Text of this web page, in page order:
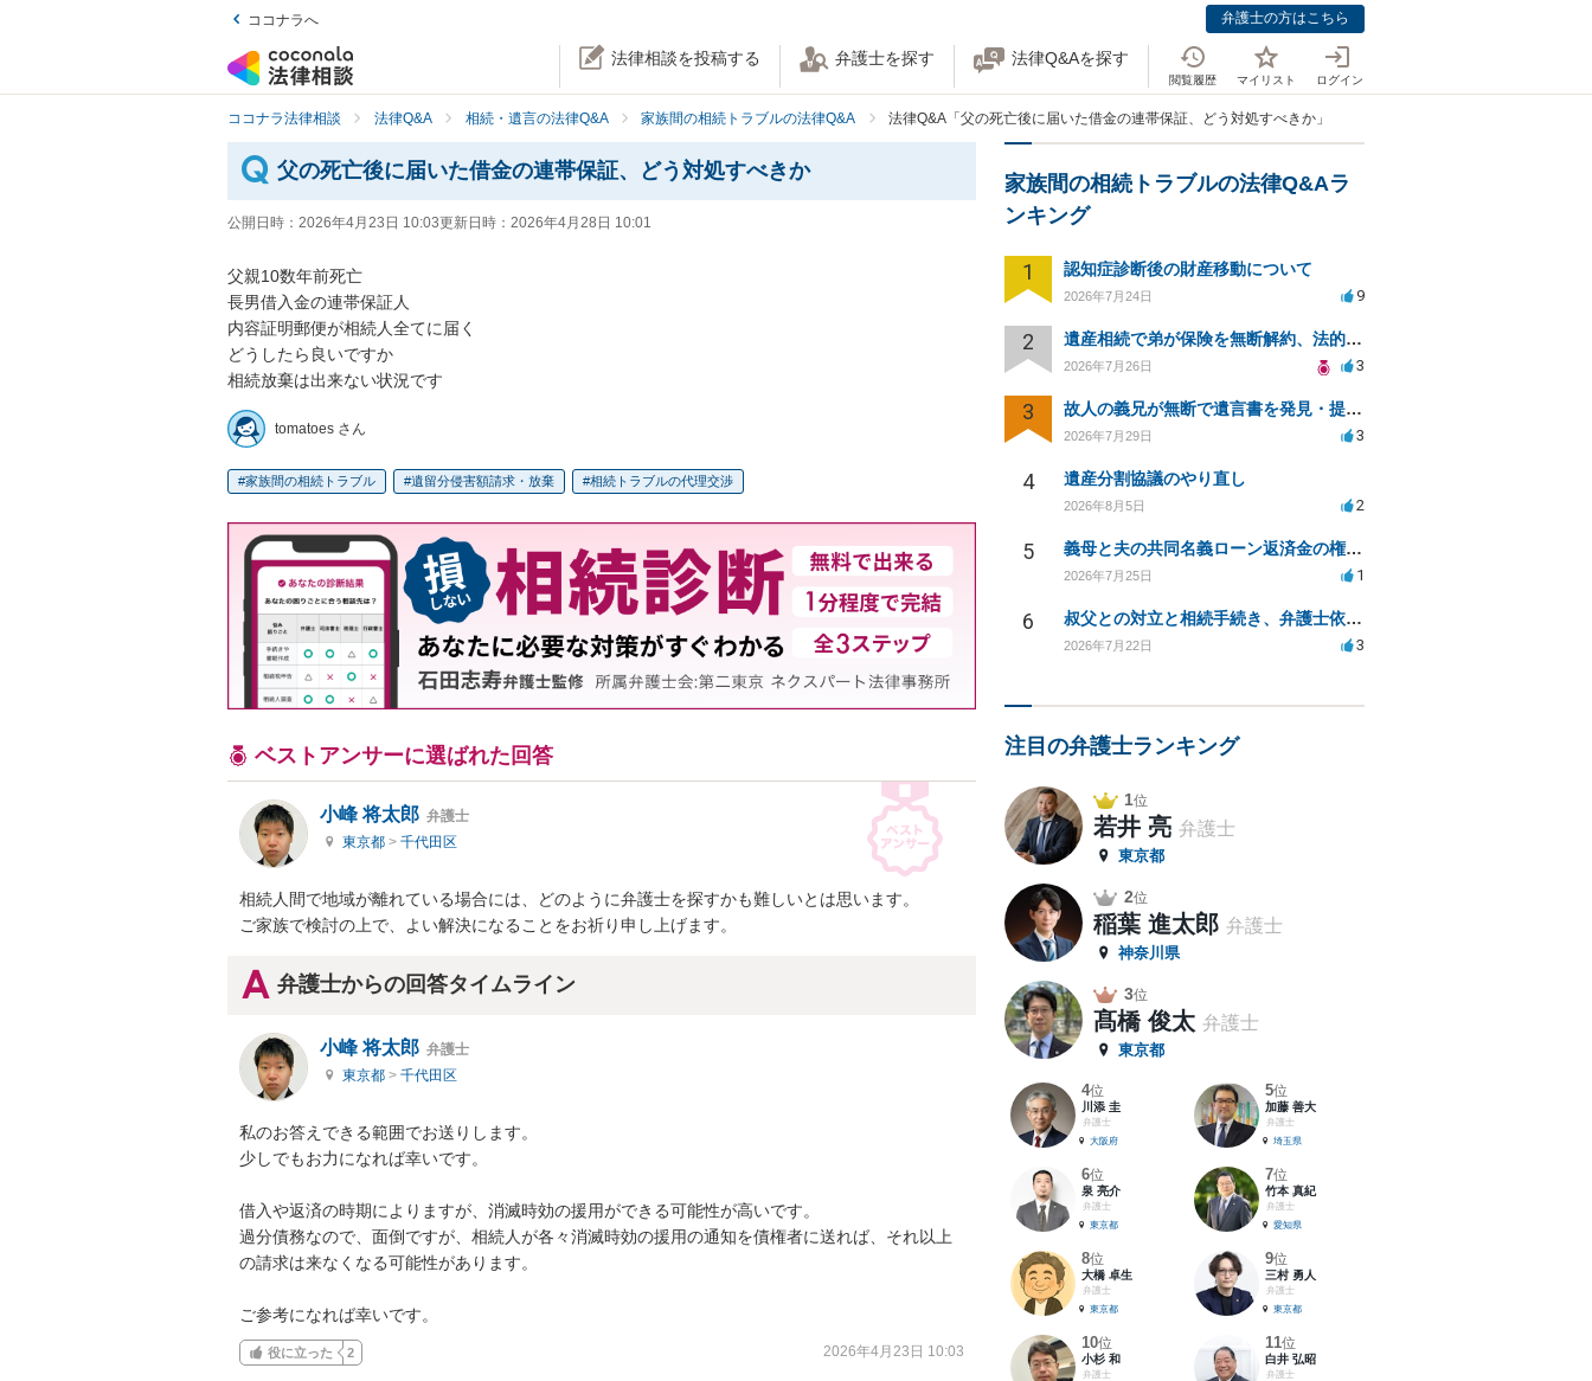
ココナラへ 弁護士の方はこちら
法律相談を投稿する 弁護士を探す 法律Q&Aを探す
閲覧履歴 マイリスト ログイン
ココナラ法律相談 法律Q&A 相続・遺言の法律Q&A 家族間の相続トラブルの法律Q&A 法律Q&A「父の死亡後に届いた借金の連帯保証、どう対処すべきか」
父の死亡後に届いた借金の連帯保証、どう対処すべきか
公開日時： 2026年4月23日 10:03更新日時： 2026年4月28日 10:01
父親10数年前死亡
長男借入金の連帯保証人
内容証明郵便が相続人全てに届く
どうしたら良いですか
相続放棄は出来ない状況です
tomatoes さん
家族間の相続トラブル 遺留分侵害額請求・放棄 相続トラブルの代理交渉
ベストアンサーに選ばれた回答
小峰 将太郎 弁護士
東京都 > 千代田区
相続人間で地域が離れている場合には、どのように弁護士を探すかも難しいとは思います。
ご家族で検討の上で、よい解決になることをお祈り申し上げます。
弁護士からの回答タイムライン
小峰 将太郎 弁護士
東京都 > 千代田区
私のお答えできる範囲でお送りします。
少しでもお力になれば幸いです。
借入や返済の時期によりますが、消滅時効の援用ができる可能性が高いです。
過分債務なので、面倒ですが、相続人が各々消滅時効の援用の通知を債権者に送れば、それ以上
の請求は来なくなる可能性があります。
ご参考になれば幸いです。
役に立った 2 2026年4月23日 10:03
家族間の相続トラブルの法律Q&Aラ
ンキング
1 認知症診断後の財産移動について
2026年7月24日 9
2 遺産相続で弟が保険を無断解約、法的問題は？
2026年7月26日 3
3 故人の義兄が無断で遺言書を発見・提出、法的対処法は？
2026年7月29日 3
4 遺産分割協議のやり直し
2026年8月5日 2
5 義母と夫の共同名義ローン返済金の権利について知りたい
2026年7月25日 1
6 叔父との対立と相続手続き、弁護士依頼の方法は？
2026年7月22日 3
注目の弁護士ランキング
1位
若井 亮 弁護士
東京都
2位
稲葉 進太郎 弁護士
神奈川県
3位
髙橋 俊太 弁護士
東京都
4位
川添 圭
弁護士
大阪府
5位
加藤 善大
弁護士
埼玉県
6位
泉 亮介
弁護士
東京都
7位
竹本 真紀
弁護士
愛知県
8位
大橋 卓生
弁護士
東京都
9位
三村 勇人
弁護士
東京都
10位
小杉 和
弁護士
11位
白井 弘昭
弁護士